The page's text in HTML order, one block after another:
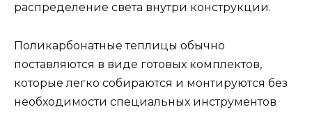
распределение света внутри конструкции.
Поликарбонатные теплицы обычно
поставляются в виде готовых комплектов,
которые легко собираются и монтируются без
необходимости специальных инструментов